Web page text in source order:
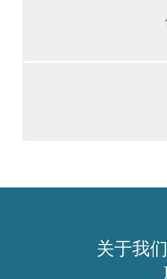
关于我们